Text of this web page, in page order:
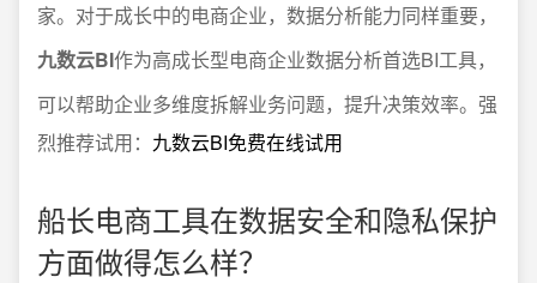
家。对于成长中的电商企业，数据分析能力同样重要，
九数云BI作为高成长型电商企业数据分析首选BI工具，
可以帮助企业多维度拆解业务问题，提升决策效率。强
烈推荐试用： 九数云BI免费在线试用
船长电商工具在数据安全和隐私保护
方面做得怎么样？